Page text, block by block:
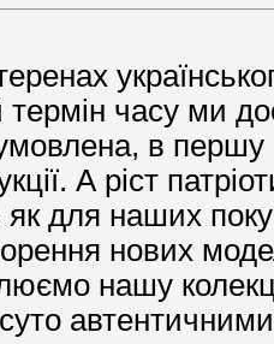
термін часу ми
в першу
А ріст
для наших
нових
нашу